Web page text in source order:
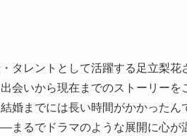
タレントとして活躍する足立梨
会いから現在までのストーリー
婚までには長い時間がかかった
まるでドラマのような展開に心が